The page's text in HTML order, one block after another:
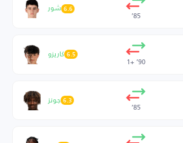
85’
شور 6.6
90’ +1
كاريزو 6.5
85’
جونز6.3